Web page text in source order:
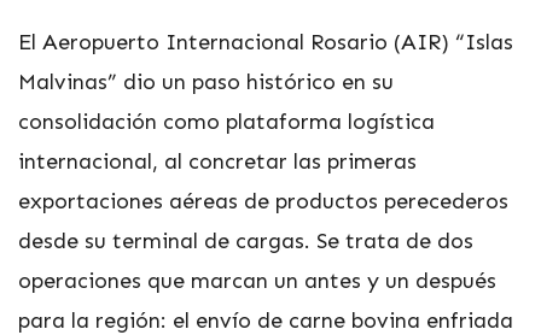
El Aeropuerto Internacional Rosario (AIR) “Islas
Malvinas” dio un paso histórico en su
consolidación como plataforma logística
internacional, al concretar las primeras
exportaciones aéreas de productos perecederos
desde su terminal de cargas. Se trata de dos
operaciones que marcan un antes y un después
para la región: el envío de carne bovina enfriada